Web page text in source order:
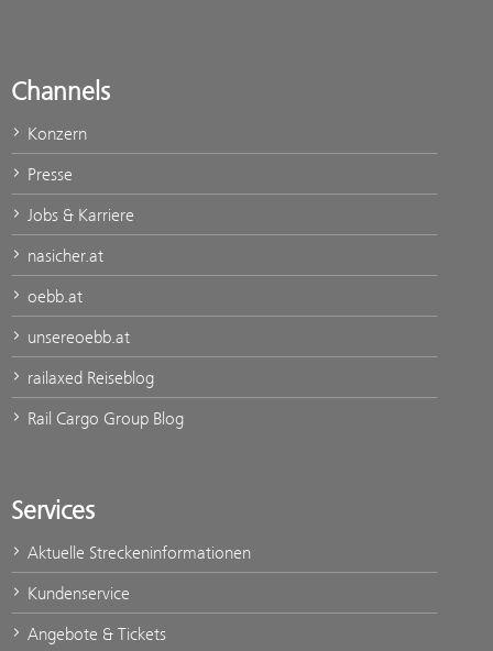
Channels
Konzern
Presse
Jobs & Karriere
nasicher.at
oebb.at
unsereoebb.at
railaxed Reiseblog
Rail Cargo Group Blog
Services
Aktuelle Streckeninformationen
Kundenservice
Angebote & Tickets